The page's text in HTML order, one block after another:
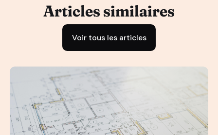
Articles similaires
Voir tous les articles